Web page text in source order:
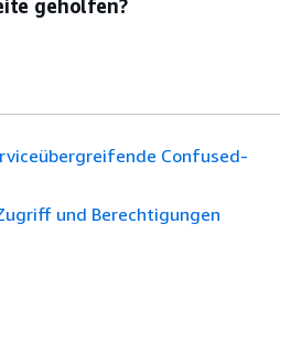
geholfen?
Confused-
und Berechtigungen